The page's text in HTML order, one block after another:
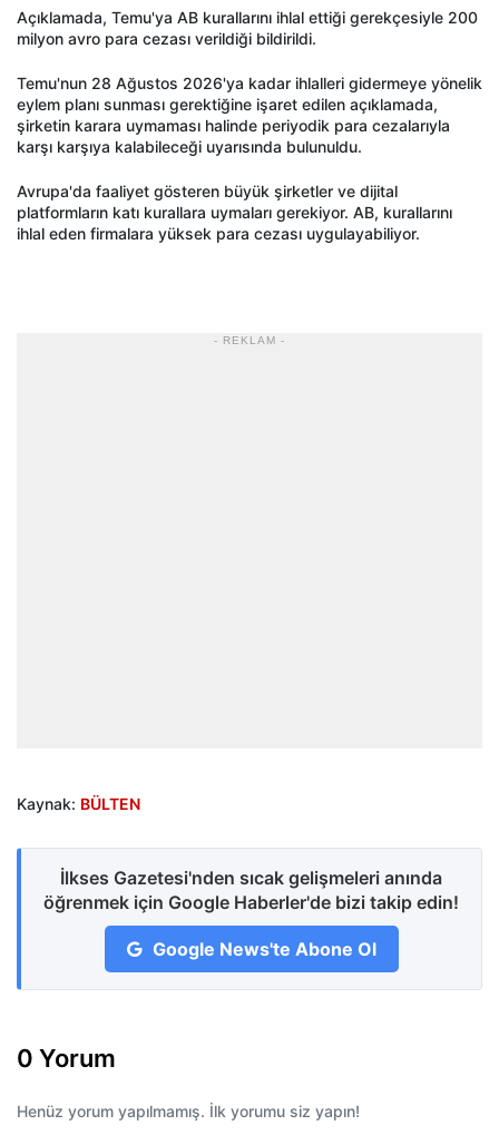
Açıklamada, Temu'ya AB kurallarını ihlal ettiği gerekçesiyle 200
milyon avro para cezası verildiği bildirildi.
Temu'nun 28 Ağustos 2026'ya kadar ihlalleri gidermeye yönelik
eylem planı sunması gerektiğine işaret edilen açıklamada,
şirketin karara uymaması halinde periyodik para cezalarıyla
karşı karşıya kalabileceği uyarısında bulunuldu.
Avrupa'da faaliyet gösteren büyük şirketler ve dijital
platformların katı kurallara uymaları gerekiyor. AB, kurallarını
ihlal eden firmalara yüksek para cezası uygulayabiliyor.
- REKLAM -
Kaynak: BÜLTEN
İlkses Gazetesi'nden sıcak gelişmeleri anında
öğrenmek için Google Haberler'de bizi takip edin!
Google News'te Abone Ol
0 Yorum
Henüz yorum yapılmamış. İlk yorumu siz yapın!